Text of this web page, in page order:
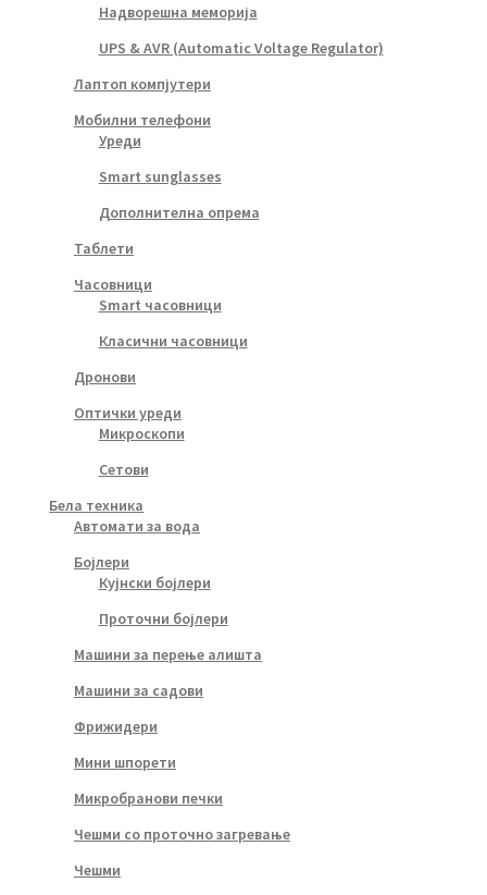
Надворешна меморија
UPS & AVR (Automatic Voltage Regulator)
Лаптоп компјутери
Мобилни телефони
Уреди
Smart sunglasses
Дополнителна опрема
Таблети
Часовници
Smart часовници
Класични часовници
Дронови
Оптички уреди
Микроскопи
Сетови
Бела техника
Автомати за вода
Бојлери
Кујнски бојлери
Проточни бојлери
Машини за перење алишта
Машини за садови
Фрижидери
Мини шпорети
Микробранови печки
Чешми со проточно загревање
Чешми